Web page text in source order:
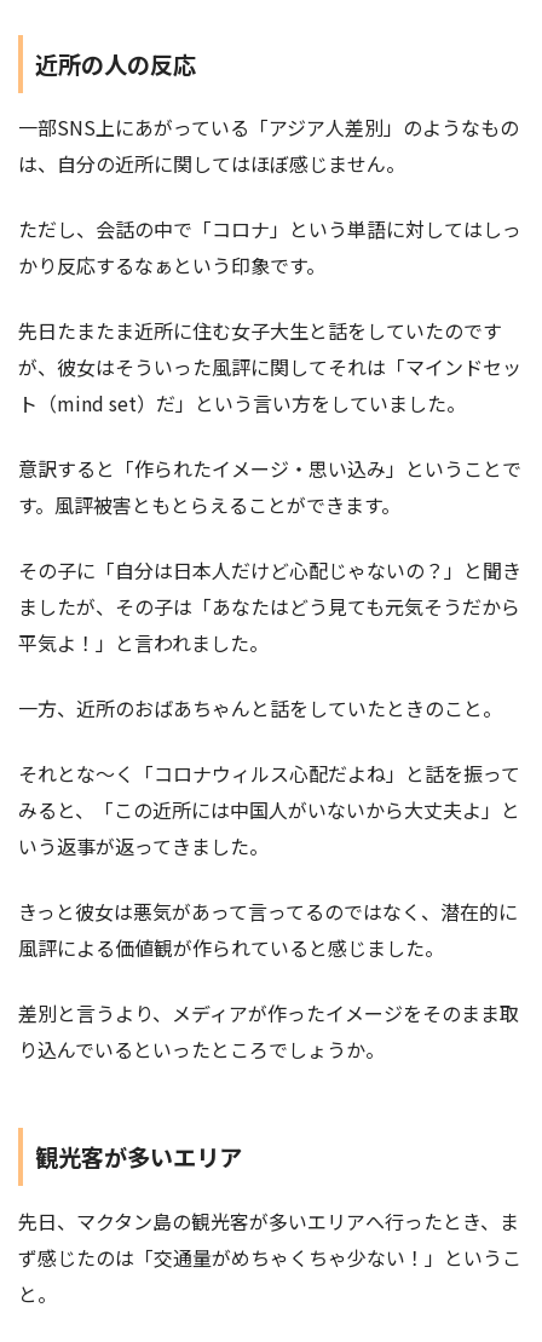
近所の人の反応
一部SNS上にあがっている「アジア人差別」のようなもの
は、自分の近所に関してはほぼ感じません。
ただし、会話の中で「コロナ」という単語に対してはしっ
かり反応するなぁという印象です。
先日たまたま近所に住む女子大生と話をしていたのです
が、彼女はそういった風評に関してそれは「マインドセッ
ト（mind set）だ」という言い方をしていました。
意訳すると「作られたイメージ・思い込み」ということで
す。風評被害ともとらえることができます。
その子に「自分は日本人だけど心配じゃないの？」と聞き
ましたが、その子は「あなたはどう見ても元気そうだから
平気よ！」と言われました。
一方、近所のおばあちゃんと話をしていたときのこと。
それとな～く「コロナウィルス心配だよね」と話を振って
みると、「この近所には中国人がいないから大丈夫よ」と
いう返事が返ってきました。
きっと彼女は悪気があって言ってるのではなく、潜在的に
風評による価値観が作られていると感じました。
差別と言うより、メディアが作ったイメージをそのまま取
り込んでいるといったところでしょうか。
観光客が多いエリア
先日、マクタン島の観光客が多いエリアへ行ったとき、ま
ず感じたのは「交通量がめちゃくちゃ少ない！」というこ
と。